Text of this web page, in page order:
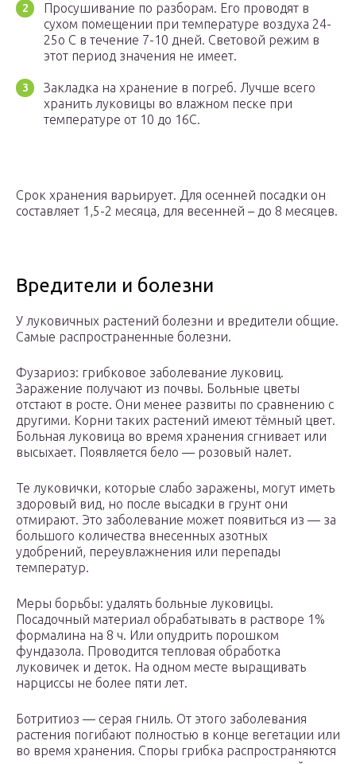
Просушивание по разборам. Его проводят в
сухом помещении при температуре воздуха 24-
25о С в течение 7-10 дней. Световой режим в
этот период значения не имеет.
Закладка на хранение в погреб. Лучше всего
хранить луковицы во влажном песке при
температуре от 10 до 16С.
Срок хранения варьирует. Для осенней посадки он
составляет 1,5-2 месяца, для весенней – до 8 месяцев.
Вредители и болезни
У луковичных растений болезни и вредители общие.
Самые распространенные болезни.
Фузариоз: грибковое заболевание луковиц.
Заражение получают из почвы. Больные цветы
отстают в росте. Они менее развиты по сравнению с
другими. Корни таких растений имеют тёмный цвет.
Больная луковица во время хранения сгнивает или
высыхает. Появляется бело — розовый налет.
Те луковички, которые слабо заражены, могут иметь
здоровый вид, но после высадки в грунт они
отмирают. Это заболевание может появиться из — за
большого количества внесенных азотных
удобрений, переувлажнения или перепады
температур.
Меры борьбы: удалять больные луковицы.
Посадочный материал обрабатывать в растворе 1%
формалина на 8 ч. Или опудрить порошком
фундазола. Проводится тепловая обработка
луковичек и деток. На одном месте выращивать
нарциссы не более пяти лет.
Ботритиоз — серая гниль. От этого заболевания
растения погибают полностью в конце вегетации или
во время хранения. Споры грибка распространяются